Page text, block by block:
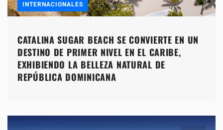
INTERNACIONALES
CATALINA SUGAR BEACH SE CONVIERTE EN UN
DESTINO DE PRIMER NIVEL EN EL CARIBE,
EXHIBIENDO LA BELLEZA NATURAL DE
REPÚBLICA DOMINICANA